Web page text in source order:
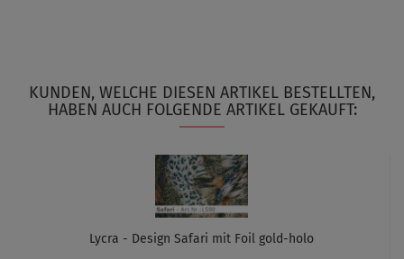
KUNDEN, WELCHE DIESEN ARTIKEL BESTELLTEN,
HABEN AUCH FOLGENDE ARTIKEL GEKAUFT:
Lycra - Design Safari mit Foil gold-holo